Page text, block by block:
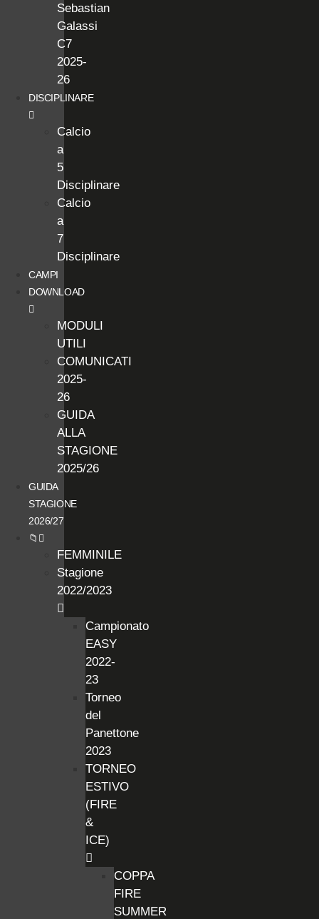
Sebastian
Galassi
C7
2025-
26
DISCIPLINARE
Calcio
a
5
Disciplinare
Calcio
a
7
Disciplinare
CAMPI
DOWNLOAD
MODULI
UTILI
COMUNICATI
2025-
26
GUIDA
ALLA
STAGIONE
2025/26
GUIDA
STAGIONE
2026/27
📁
FEMMINILE
Stagione
2022/2023
Campionato
EASY
2022-
23
Torneo
del
Panettone
2023
TORNEO
ESTIVO
(FIRE
&
ICE)
COPPA
FIRE
SUMMER